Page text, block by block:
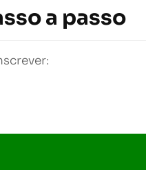
a passo